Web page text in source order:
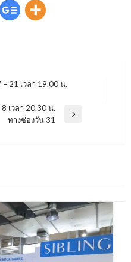
21 เวลา 19.00 น.
เวลา 20.30 น.
ทางช่องวัน 31